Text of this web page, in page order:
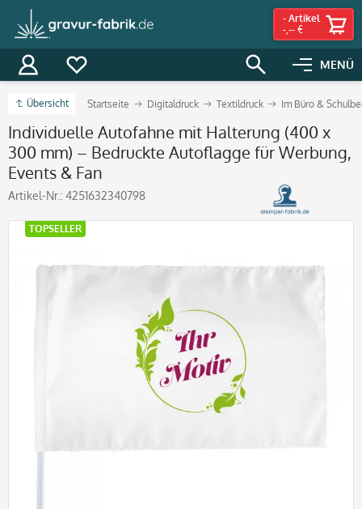
MENÜ
- Artikel
-,-- €
Übersicht Startseite Digitaldruck Textildruck Im Büro &
Individuelle Autofahne mit Halterung (400 x
300 mm) – Bedruckte Autoflagge für Werbung,
Events & Fan
Artikel-Nr.: 4251632340798
TOPSELLER